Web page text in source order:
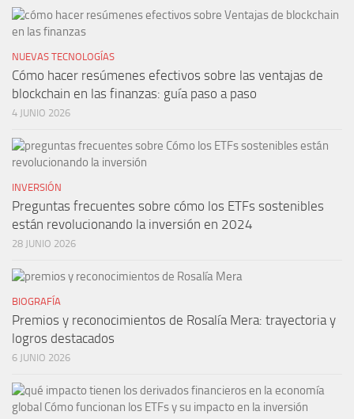
NUEVAS TECNOLOGÍAS
Cómo hacer resúmenes efectivos sobre las ventajas de
blockchain en las finanzas: guía paso a paso
4 JUNIO 2026
INVERSIÓN
Preguntas frecuentes sobre cómo los ETFs sostenibles
están revolucionando la inversión en 2024
28 JUNIO 2026
BIOGRAFÍA
Premios y reconocimientos de Rosalía Mera: trayectoria y
logros destacados
6 JUNIO 2026